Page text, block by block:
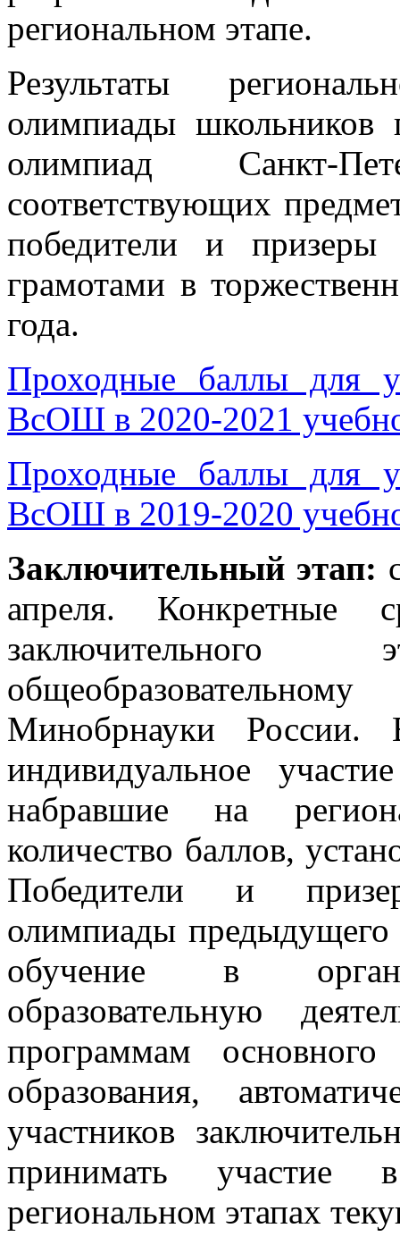
региональном этапе.
Результаты
олимпиады школьников
олимпиад Санкт-
соответствующих
победители и призеры
грамотами в
года.
Проходные баллы для
ВсОШ в 2020-2021
Проходные баллы для
ВсОШ в 2019-2020
Заключительный этап:
апреля. Конкретные
Минобрнауки
индивидуальное
набравшие на
количество баллов,
Победители и
олимпиады
обучение в
образовательную
программам
образования,
участников
принимать
региональном этапах